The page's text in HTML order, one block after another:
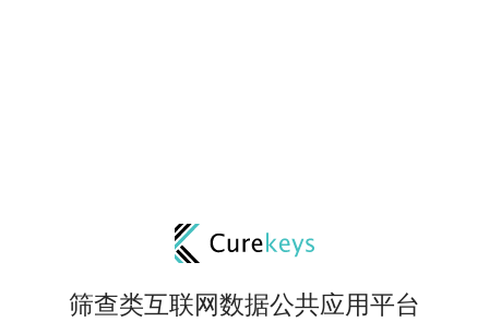
筛查类互联网数据公共应用平台